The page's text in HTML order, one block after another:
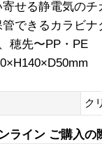
せる静電気のチ
できるカラビ
穂先〜PP・PE
ク
ライン ご購入の